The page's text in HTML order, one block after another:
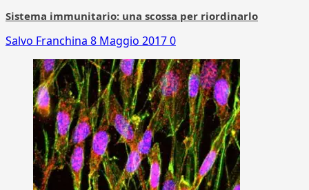
Sistema immunitario: una scossa per riordinarlo
Salvo Franchina 8 Maggio 20170